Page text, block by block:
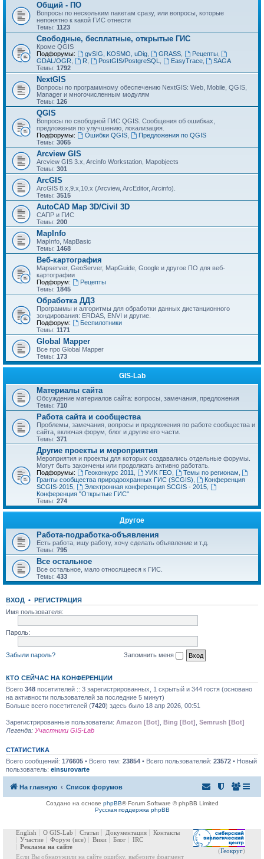
Общий - ПО
Вопросы по нескольким пакетам сразу, или вопросы, которые
непонятно к какой ГИС отнести
Темы: 1123
Свободные, бесплатные, открытые ГИС
Кроме QGIS
Подфорумы:
gvSIG, KOSMO, uDig, GRASS, Рецепты,
GDAL/OGR
R PostGIS/PostgreSQL EasyTrace,
SAGA
Темы: 1792
NextGIS
Вопросы по программному обеспечению NextGIS: Web, Mobile, QGIS,
Manager и многочисленным модулям
Темы: 126
QGIS
Вопросы по свободной ГИС QGIS. Сообщения об ошибках,
предложения по улучшению, локализация.
Подфорумы:
Ошибки QGIS,
Предложения по QGIS
Темы: 3065
Arcview GIS
Arcview GIS 3.x, Arcinfo Workstation, Mapobjects
Темы: 301
ArcGIS
ArcGIS 8.x,9.x,10.x (Arcview, ArcEditor, Arcinfo).
Темы: 3515
AutoCAD Map 3D/Civil 3D
САПР и ГИС
Темы: 200
MapInfo
MapInfo, MapBasic
Темы: 1468
Веб-картография
Mapserver, GeoServer, MapGuide, Google и другое ПО для веб-
картографии
Подфорум:
Рецепты
Темы: 1845
Обработка ДДЗ
Программы и алгоритмы для обработки данных дистанционного
зондирования: ERDAS, ENVI и другие.
Подфорум:
Беспилотники
Темы: 1171
Global Mapper
Все про Global Mapper
Темы: 173
GIS-Lab
Материалы сайта
Обсуждение материалов сайта: вопросы, замечания, предложения
Темы: 710
Работа сайта и сообщества
Проблемы, замечания, вопросы и предложения по работе сообщества и
сайта, включая форум, блог и другие его части.
Темы: 371
Другие проекты и мероприятия
Мероприятия и проекты для которых создавались отдельные форумы.
Могут быть закончены или продолжать активно работать.
Подфорумы:
Геоконкурс 2011 УИК ГЕО Темы по регионам
Гранты сообщества природоохранных ГИС (SCGIS)
Конференция
SCGIS-2015
Электронная конференция SCGIS - 2015,
Конференция "Открытые ГИС"
Темы: 274
Другое
Работа-подработка-объявления
Есть работа, ищу работу, хочу сделать объявление и т.д.
Темы: 795
Все остальное
Все остальное, мало относящееся к ГИС.
Темы: 433
ВХОД • РЕГИСТРАЦИЯ
Имя пользователя:
Пароль:
Забыли пароль? Запомнить меня
КТО СЕЙЧАС НА КОНФЕРЕНЦИИ
Всего 348 посетителей :: 3 зарегистрированных, 1 скрытый и 344 гостя (основано
на активности пользователей за последние 5 минут)
Больше всего посетителей (7420) здесь было 18 апр 2026, 00:51
Зарегистрированные пользователи: Amazon [Bot] Bing [Bot] Semrush [Bot]
Легенда: Участники GIS-Lab
СТАТИСТИКА
Всего сообщений: 176605 • Всего тем: 23854 • Всего пользователей: 23572 • Новый
пользователь: einsurovarte
На главную Список форумов
Создано на основе phpBB® Forum Software © phpBB Limited
Русская поддержка phpBB
(Геокруг)
English О GIS-Lab Статьи Документация
Контакты
Участие
Форум (все) Вики Блог
IRC
Реклама на сайте
Если Вы обнаружили на сайте ошибку, выберите фрагмент